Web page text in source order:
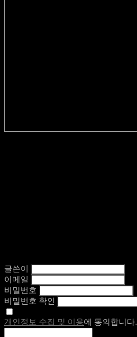
글쓴이
이메일
비밀번호
비밀번호 확인
개인정보 수집 및 이용에 동의합니다.